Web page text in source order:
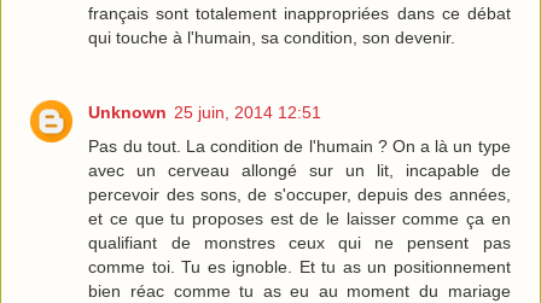
français sont totalement inappropriées dans ce débat
qui touche à l'humain, sa condition, son devenir.
Unknown 25 juin, 2014 12:51
Pas du tout. La condition de l'humain ? On a là un type
avec un cerveau allongé sur un lit, incapable de
percevoir des sons, de s'occuper, depuis des années,
et ce que tu proposes est de le laisser comme ça en
qualifiant de monstres ceux qui ne pensent pas
comme toi. Tu es ignoble. Et tu as un positionnement
bien réac comme tu as eu au moment du mariage